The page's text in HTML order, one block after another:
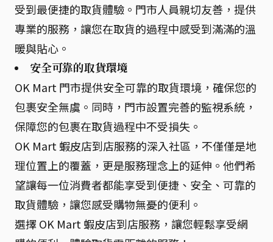
受到最便捷的取貨體驗。門市人員親切友善，提供
專業的服務，讓您在取貨的過程中感受到滿滿的溫
暖與貼心。
安全可靠的取貨環境
OK Mart 門市提供安全可靠的取貨環境，確保您的
包裹安全無虞。同時，門市設置完善的監視系統，
保障您的包裹在取貨過程中不受損失。
OK Mart 蝦皮店到店服務的深入社區，不僅僅是地
理位置上的覆蓋，更是服務理念上的延伸。他們希
望讓每一位消費者都能享受到便捷、安全、可靠的
取貨體驗，讓您感受購物無憂的便利。
選擇 OK Mart 蝦皮店到店服務，讓您輕鬆享受網